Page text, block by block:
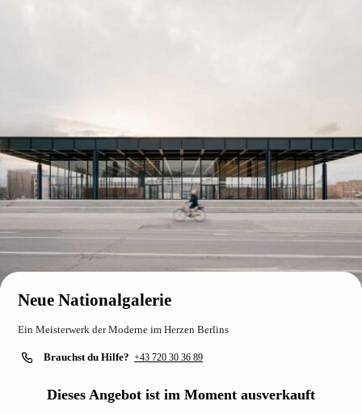
Neue Nationalgalerie
Ein Meisterwerk der Moderne im Herzen Berlins
Brauchst du Hilfe? +43 720 30 36 89
Dieses Angebot ist im Moment ausverkauft